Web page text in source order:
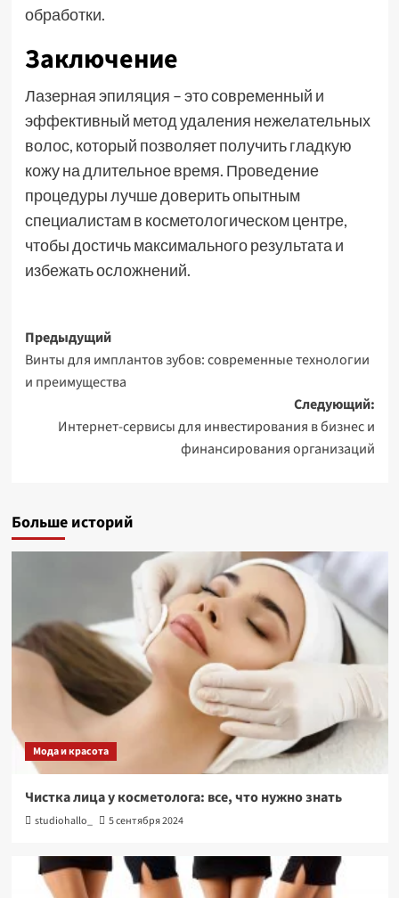
обработки.
Заключение
Лазерная эпиляция – это современный и
эффективный метод удаления нежелательных
волос, который позволяет получить гладкую
кожу на длительное время. Проведение
процедуры лучше доверить опытным
специалистам в косметологическом центре,
чтобы достичь максимального результата и
избежать осложнений.
Навигация
записи
Предыдущий
Винты для имплантов зубов: современные технологии
и преимущества
Следующий:
Интернет-сервисы для инвестирования в бизнес и
финансирования организаций
Больше историй
Мода и красота
Чистка лица у косметолога: все, что нужно знать
studiohallo_ 5 сентября 2024